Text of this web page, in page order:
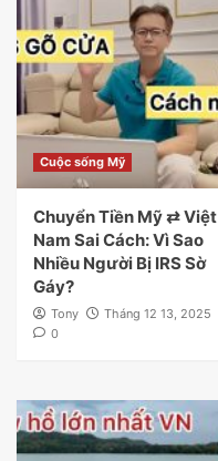
Cuộc sống Mỹ
Chuyển Tiền Mỹ ⇄ Việt
Nam Sai Cách: Vì Sao
Nhiều Người Bị IRS Sờ
Gáy?
Tony
Tháng 12 13, 2025
0